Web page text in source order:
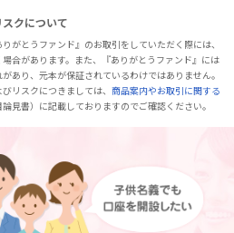
クについて
がとうファンド』のお取引をしていただく際には、
合があります。また、『ありがとうファンド』には
あり、元本が保証されているわけではありません。
びリスクにつきましては、商品案内やお取引に関する
見書）に記載しておりますのでご確認ください。